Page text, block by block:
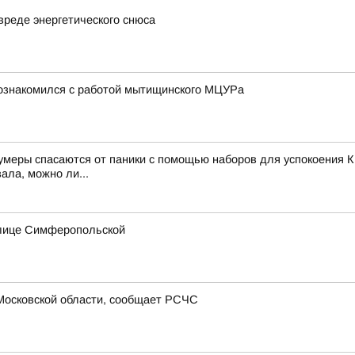
энергетического снюса
с работой мытищинского МЦУРа
спасаются от паники с помощью наборов для успокоения
можно ли...
Симферопольской
области, сообщает РСЧС